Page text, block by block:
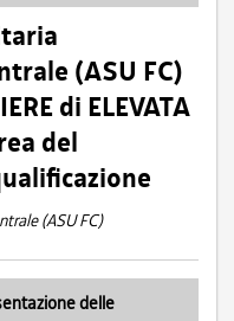
(ASU FC)
di ELEVATA
del
(ASU FC)
delle